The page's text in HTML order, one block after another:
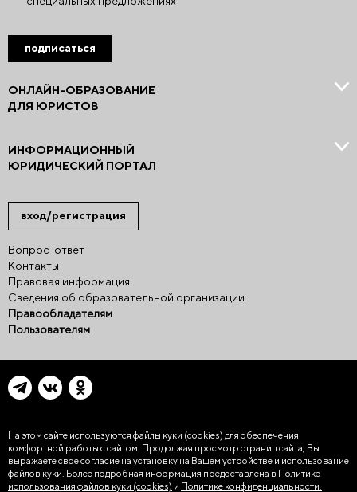
вход/регистрация
Вопрос-ответ
Контакты
Правовая информация
Сведения об образовательной организации
Правообладателям
Пользователям
ОНЛАЙН-ОБРАЗОВАНИЕ
ДЛЯ ЮРИСТОВ
ИНФОРМАЦИОННЫЙ
ЮРИДИЧЕСКИЙ ПОРТАЛ
подписаться
На этом сайте используются файлы куки (cookies) для обеспечения
комфортной работы с сайтом. Продолжая просмотр страниц сайта, Вы
выражаете свое согласие на установку на Вашем устройстве и использование
файлов куки. Более подробная информация предоставлена в Политике
использования файлов куки (cookies) и Политике конфиденциальности.